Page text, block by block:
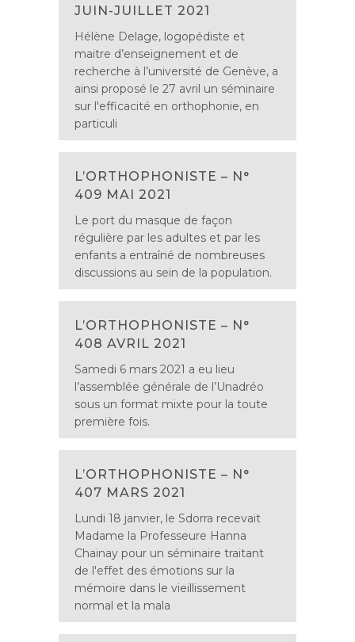
JUIN-JUILLET 2021
Hélène Delage, logopédiste et
maitre d’enseignement et de
recherche à l’université de Genève, a
ainsi proposé le 27 avril un séminaire
sur l'efficacité en orthophonie, en
particuli
L’ORTHOPHONISTE – N°
409 MAI 2021
Le port du masque de façon
régulière par les adultes et par les
enfants a entraîné de nombreuses
discussions au sein de la population.
L’ORTHOPHONISTE – N°
408 AVRIL 2021
Samedi 6 mars 2021 a eu lieu
l’assemblée générale de l’Unadréo
sous un format mixte pour la toute
première fois.
L’ORTHOPHONISTE – N°
407 MARS 2021
Lundi 18 janvier, le Sdorra recevait
Madame la Professeure Hanna
Chainay pour un séminaire traitant
de l'effet des émotions sur la
mémoire dans le vieillissement
normal et la mala